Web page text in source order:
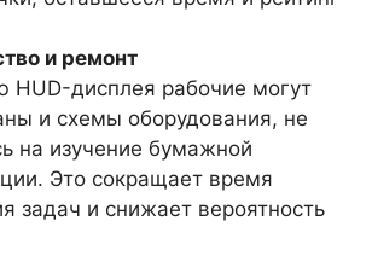
и ремонт
дисплея рабочие могут
и схемы оборудования, не
на изучение бумажной
Это сокращает время
задач и снижает вероятность